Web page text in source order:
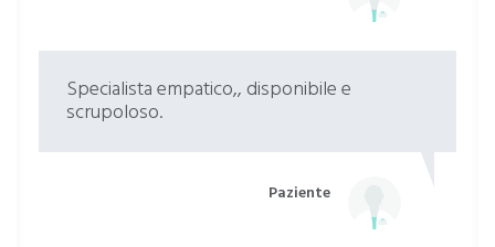
Specialista empatico,, disponibile e
scrupoloso.
Paziente